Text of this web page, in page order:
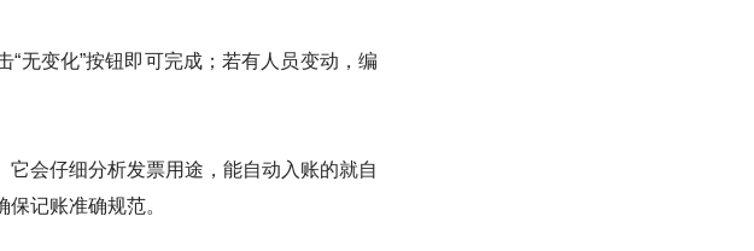
无变化”按钮即可完成；若有人员变动，编
会仔细分析发票用途，能自动入账的就自
记账准确规范。